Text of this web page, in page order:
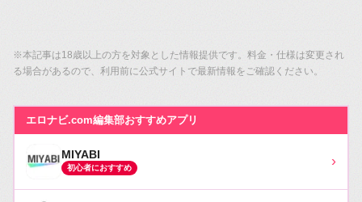
※本記事は18歳以上の方を対象とした情報提供です。料金・仕様は変更され
る場合があるので、利用前に公式サイトで最新情報をご確認ください。
エロナビ.com編集部おすすめアプリ
MIYABI
初心者におすすめ ›